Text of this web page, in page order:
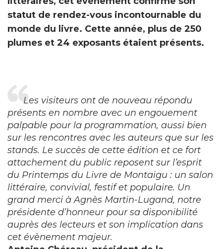
statut de rendez-vous incontournable du
monde du livre. Cette année, plus de 250
plumes et 24 exposants étaient présents.
Les visiteurs ont de nouveau répondu
présents en nombre avec un engouement
palpable pour la programmation, aussi bien
sur les rencontres avec les auteurs que sur les
stands. Le succès de cette édition et ce fort
attachement du public reposent sur l’esprit
du Printemps du Livre de Montaigu : un salon
littéraire, convivial, festif et populaire. Un
grand merci à Agnès Martin-Lugand, notre
présidente d’honneur pour sa disponibilité
auprès des lecteurs et son implication dans
cet évènement majeur.